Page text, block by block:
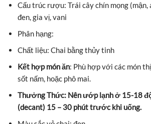
Cấu trúc rượu: Trái cây chín mọng (mận,
đen, gia vị, vani
Phân hạng:
Chất liệu: Chai bằng thủy tinh
Kết hợp món ăn: Phù hợp với các món
sốt nấm, hoặc phô mai.
Thưởng Thức: Nên ướp lạnh ở 15-18
(decant) 15 – 30 phút trước khi uống.